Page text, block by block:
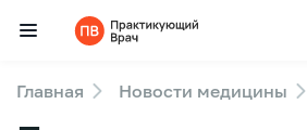
Семинары
Главная Новости медицины